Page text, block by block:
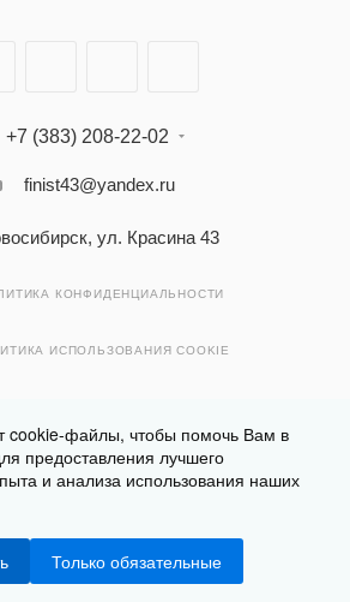
+7 (383) 208-22-02
finist43@yandex.ru
ул. Красина 43
КОНФИДЕНЦИАЛЬНОСТИ
ИСПОЛЬЗОВАНИЯ COOKIE
вКлюква.Студия
- интернет-магазин мебели
cookie-файлы, чтобы помочь Вам в
предоставления лучшего
и анализа использования наших
Только обязательные